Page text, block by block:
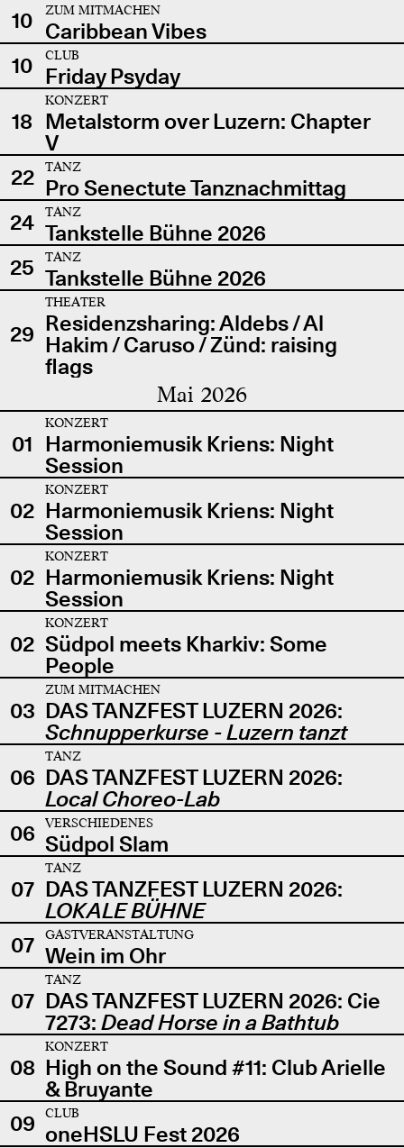
10
ZUM MITMACHEN
Caribbean Vibes
10
CLUB
Friday Psyday
18
KONZERT
Metalstorm over Luzern: Chapter
V
22
TANZ
Pro Senectute Tanznachmittag
24
TANZ
Tankstelle Bühne 2026
25
TANZ
Tankstelle Bühne 2026
29
THEATER
Residenzsharing: Aldebs / Al
Hakim / Caruso / Zünd: raising
flags
Mai 2026
01
KONZERT
Harmoniemusik Kriens: Night
Session
02
KONZERT
Harmoniemusik Kriens: Night
Session
02
KONZERT
Harmoniemusik Kriens: Night
Session
02
KONZERT
Südpol meets Kharkiv: Some
People
03
ZUM MITMACHEN
DAS TANZFEST LUZERN 2026:
Schnupperkurse - Luzern tanzt
06
TANZ
DAS TANZFEST LUZERN 2026:
Local Choreo-Lab
06
VERSCHIEDENES
Südpol Slam
07
TANZ
DAS TANZFEST LUZERN 2026:
LOKALE BÜHNE
07
GASTVERANSTALTUNG
Wein im Ohr
07
TANZ
DAS TANZFEST LUZERN 2026: Cie
7273: Dead Horse in a Bathtub
08
KONZERT
High on the Sound #11: Club Arielle
& Bruyante
09
CLUB
oneHSLU Fest 2026